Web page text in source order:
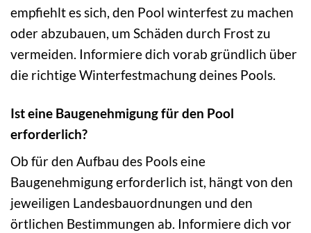
empfiehlt es sich, den Pool winterfest zu machen
oder abzubauen, um Schäden durch Frost zu
vermeiden. Informiere dich vorab gründlich über
die richtige Winterfestmachung deines Pools.
Ist eine Baugenehmigung für den Pool
erforderlich?
Ob für den Aufbau des Pools eine
Baugenehmigung erforderlich ist, hängt von den
jeweiligen Landesbauordnungen und den
örtlichen Bestimmungen ab. Informiere dich vor